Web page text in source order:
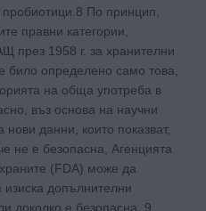
пробиотици.8 По принцип,
правни категории,
през 1958 г. за хранителни
било определено само това,
на обща употреба в
въз основа на научни
данни, които показват,
не е безопасна, Aгенцията
(FDA) може да
изиска допълнителни
доколко е безопасна. 9